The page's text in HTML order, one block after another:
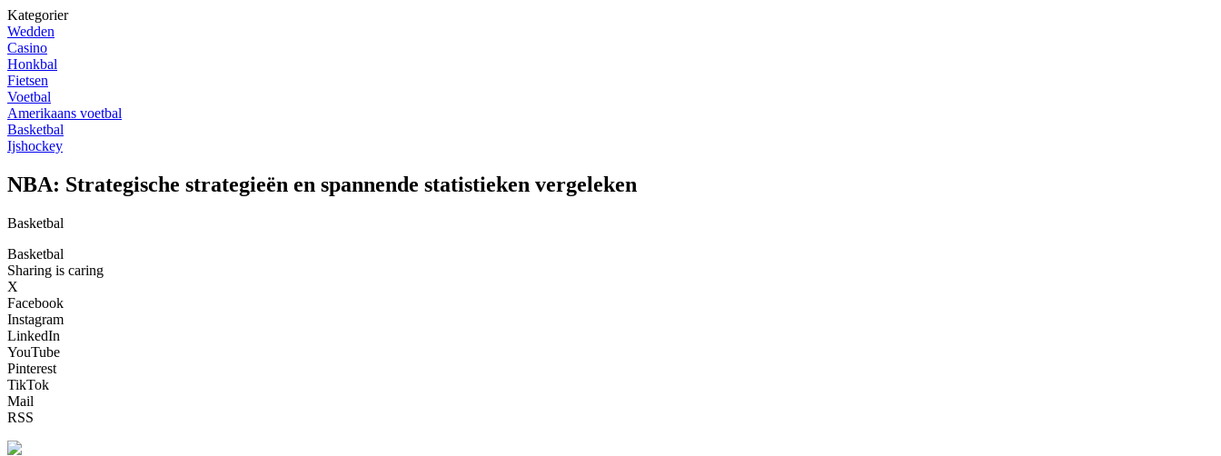
Kategorier
Wedden
Casino
Honkbal
Fietsen
Voetbal
Amerikaans voetbal
Basketbal
Ijshockey
NBA: Strategische strategieën en spannende statistieken vergeleken
Basketbal
Basketbal
Sharing is caring
X
Facebook
Instagram
LinkedIn
YouTube
Pinterest
TikTok
Mail
RSS